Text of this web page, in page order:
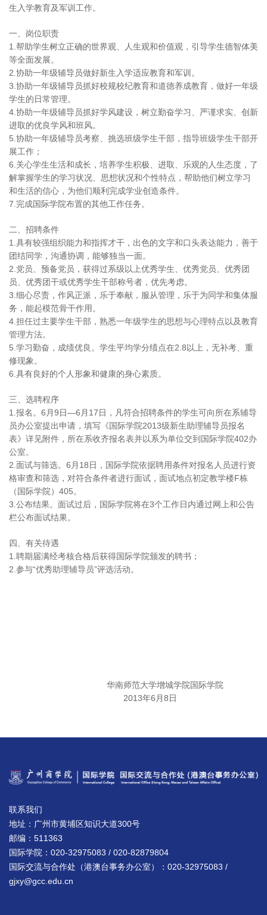
生入学教育及军训工作。
一、岗位职责
1.帮助学生树立正确的世界观、人生观和价值观，引导学生德智体美
等全面发展。
2.协助一年级辅导员做好新生入学适应教育和军训。
3.协助一年级辅导员抓好校规校纪教育和道德养成教育，做好一年级
学生的日常管理。
4.协助一年级辅导员抓好学风建设，树立勤奋学习、严谨求实、创新
进取的优良学风和班风。
5.协助一年级辅导员考察、挑选班级学生干部，指导班级学生干部开
展工作；
6.关心学生生活和成长，培养学生积极、进取、乐观的人生态度，了
解掌握学生的学习状况、思想状况和个性特点，帮助他们树立学习
和生活的信心，为他们顺利完成学业创造条件。
7.完成国际学院布置的其他工作任务。
二、招聘条件
1.具有较强组织能力和指挥才干，出色的文字和口头表达能力，善于
团结同学，沟通协调，能够独当一面。
2.党员、预备党员，获得过系级以上优秀学生、优秀党员、优秀团
员、优秀团干或优秀学生干部称号者，优先考虑。
3.细心尽责，作风正派，乐于奉献，服从管理，乐于为同学和集体服
务，能起模范骨干作用。
4.担任过主要学生干部，熟悉一年级学生的思想与心理特点以及教育
管理方法。
5.学习勤奋，成绩优良。学生平均学分绩点在2.8以上，无补考、重
修现象。
6.具有良好的个人形象和健康的身心素质。
三、选聘程序
1.报名。6月9日—6月17日，凡符合招聘条件的学生可向所在系辅导
员办公室提出申请，填写《国际学院2013级新生助理辅导员报名
表》详见附件，所在系收齐报名表并以系为单位交到国际学院402办
公室。
2.面试与筛选。6月18日，国际学院依据聘用条件对报名人员进行资
格审查和筛选，对符合条件者进行面试，面试地点初定教学楼F栋
（国际学院）405。
3.公布结果。面试过后，国际学院将在3个工作日内通过网上和公告
栏公布面试结果。
四、有关待遇
1.聘期届满经考核合格后获得国际学院颁发的聘书；
2.参与“优秀助理辅导员”评选活动。
华南师范大学增城学院国际学院
2013年6月8日
联系我们
地址：广州市黄埔区知识大道300号
邮编：511363
国际学院：020-32975083 / 020-82879804
国际交流与合作处（港澳台事务办公室）：020-32975083 /
gjxy@gcc.edu.cn